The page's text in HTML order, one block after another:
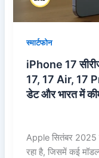
स्मार्टफोन
iPhone 17
17, 17 Air, 17
डेट और भारत में
Apple सितंबर 2025
रहा है, जिसमें कई
17
Air,
और
17
Pro
लॉन्च
डेट